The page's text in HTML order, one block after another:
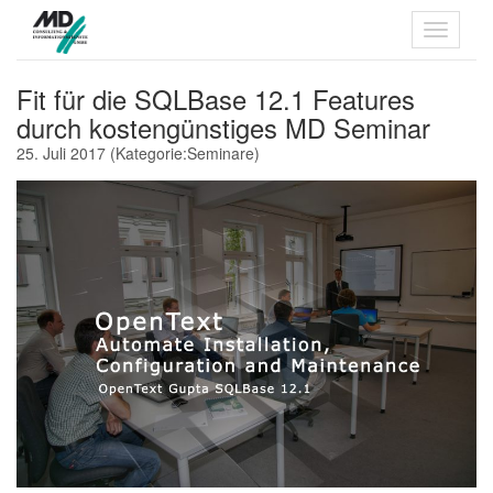
Fit für die SQLBase 12.1 Features
durch kostengünstiges MD Seminar
25. Juli 2017 (Kategorie:Seminare)